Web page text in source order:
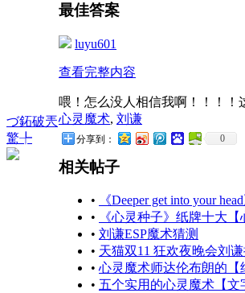
づ鉐破兲
驚╄
最佳答案
luyu601
查看完整内容
喂！怎么没人相信我啊！！！！
心灵魔术, 刘谦
分享到： 0
相关帖子
•
《Deeper get into your
•
《心灵种子》纸牌十大
• 刘谦ESP魔术猜测
• 天猫双11 狂欢夜晚会刘
• 心灵魔术师达伦布朗的
• 五个实用的心灵魔术【文